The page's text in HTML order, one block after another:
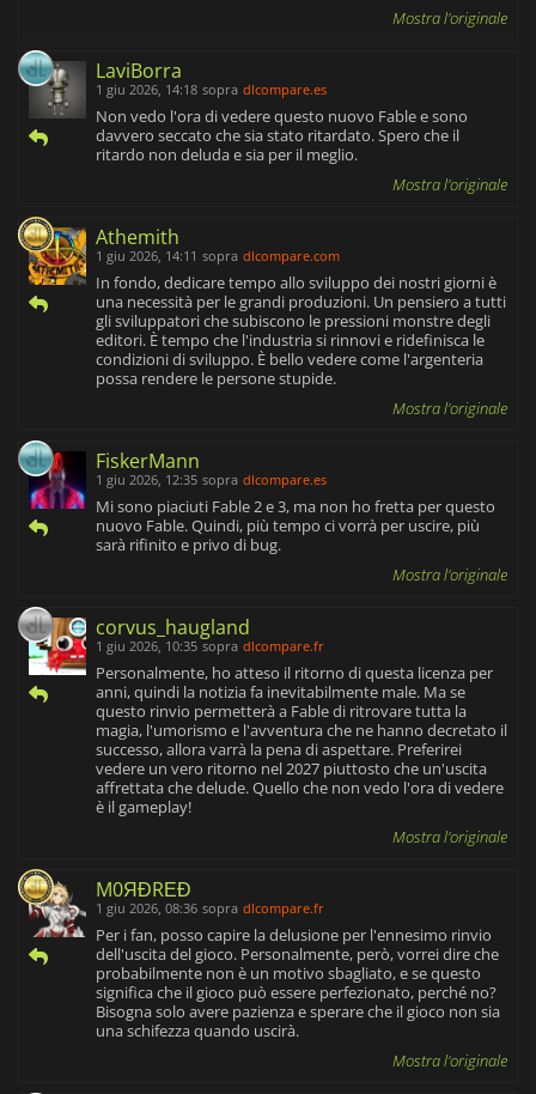
Mostra l'originale
LaviBorra
1 giu 2026, 14:18 sopra dlcompare.es
Non vedo l'ora di vedere questo nuovo Fable e sono
davvero seccato che sia stato ritardato. Spero che il
ritardo non deluda e sia per il meglio.
Mostra l'originale
Athemith
1 giu 2026, 14:11 sopra dlcompare.com
In fondo, dedicare tempo allo sviluppo dei nostri giorni è
una necessità per le grandi produzioni. Un pensiero a tutti
gli sviluppatori che subiscono le pressioni monstre degli
editori. È tempo che l'industria si rinnovi e ridefinisca le
condizioni di sviluppo. È bello vedere come l'argenteria
possa rendere le persone stupide.
Mostra l'originale
FiskerMann
1 giu 2026, 12:35 sopra dlcompare.es
Mi sono piaciuti Fable 2 e 3, ma non ho fretta per questo
nuovo Fable. Quindi, più tempo ci vorrà per uscire, più
sarà rifinito e privo di bug.
Mostra l'originale
corvus_haugland
1 giu 2026, 10:35 sopra dlcompare.fr
Personalmente, ho atteso il ritorno di questa licenza per
anni, quindi la notizia fa inevitabilmente male. Ma se
questo rinvio permetterà a Fable di ritrovare tutta la
magia, l'umorismo e l'avventura che ne hanno decretato il
successo, allora varrà la pena di aspettare. Preferirei
vedere un vero ritorno nel 2027 piuttosto che un'uscita
affrettata che delude. Quello che non vedo l'ora di vedere
è il gameplay!
Mostra l'originale
M0ЯĐRΕĐ
1 giu 2026, 08:36 sopra dlcompare.fr
Per i fan, posso capire la delusione per l'ennesimo rinvio
dell'uscita del gioco. Personalmente, però, vorrei dire che
probabilmente non è un motivo sbagliato, e se questo
significa che il gioco può essere perfezionato, perché no?
Bisogna solo avere pazienza e sperare che il gioco non sia
una schifezza quando uscirà.
Mostra l'originale